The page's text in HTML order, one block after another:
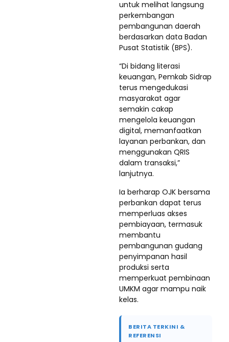
untuk melihat langsung
perkembangan
pembangunan daerah
berdasarkan data Badan
Pusat Statistik (BPS).
“Di bidang literasi
keuangan, Pemkab Sidrap
terus mengedukasi
masyarakat agar
semakin cakap
mengelola keuangan
digital, memanfaatkan
layanan perbankan, dan
menggunakan QRIS
dalam transaksi,”
lanjutnya.
Ia berharap OJK bersama
perbankan dapat terus
memperluas akses
pembiayaan, termasuk
membantu
pembangunan gudang
penyimpanan hasil
produksi serta
memperkuat pembinaan
UMKM agar mampu naik
kelas.
BERITA TERKINI &
REFERENSI